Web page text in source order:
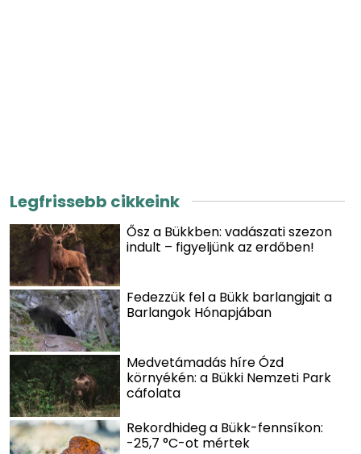
Legfrissebb cikkeink
Ősz a Bükkben: vadászati szezon
indult – figyeljünk az erdőben!
Fedezzük fel a Bükk barlangjait a
Barlangok Hónapjában
Medvetámadás híre Ózd
környékén: a Bükki Nemzeti Park
cáfolata
Rekordhideg a Bükk-fennsíkon:
-25,7 °C-ot mértek